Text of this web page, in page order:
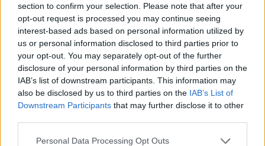
section to confirm your selection. Please note that after your
opt-out request is processed you may continue seeing
interest-based ads based on personal information utilized by
us or personal information disclosed to third parties prior to
your opt-out. You may separately opt-out of the further
disclosure of your personal information by third parties on the
IAB’s list of downstream participants. This information may
also be disclosed by us to third parties on the IAB’s List of
Downstream Participants that may further disclose it to other
Personal Data Processing Opt Outs